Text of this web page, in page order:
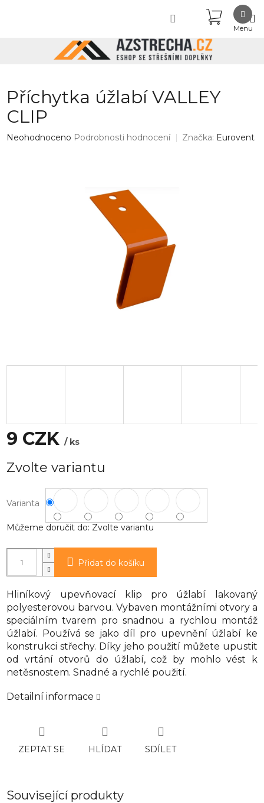
KOŠÍK
Příchytka úžlabí VALLEY
CLIP
Průměrné
Neohodnoceno Podrobnosti hodnocení Značka: Eurovent
9 CZK/ ks
cena:
Zvolte variantu
Varianta
Můžeme doručit do: Zvolte variantu
Přidat do košíku
Hliníkový upevňovací klip pro úžlabí lakovaný
polyesterovou barvou. Vybaven montážními otvory a
speciálním tvarem pro snadnou a rychlou montáž
úžlabí. Používá se jako díl pro upevnění úžlabí ke
konstrukci střechy. Díky jeho použití můžete upustit
od vrtání otvorů do úžlabí, což by mohlo vést k
netěsnostem. Snadné a rychlé použití.
Detailní informace
ZEPTAT SE HLÍDAT SDÍLET
Související produkty